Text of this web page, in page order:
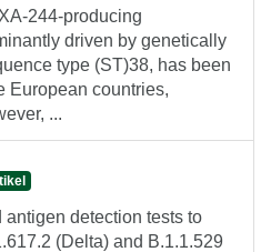
244-producing
driven by genetically
type (ST)38, has been
European countries,
...
antigen detection tests to
(Delta) and B.1.1.529